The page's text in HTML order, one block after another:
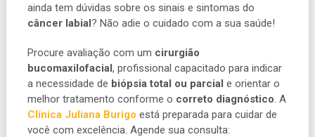
ainda tem dúvidas sobre os sinais e sintomas do
câncer labial? Não adie o cuidado com a sua saúde!
Procure avaliação com um cirurgião
bucomaxilofacial, profissional capacitado para indicar
a necessidade de biópsia total ou parcial e orientar o
melhor tratamento conforme o correto diagnóstico. A
Clínica Juliana Burigo está preparada para cuidar de
você com excelência. Agende sua consulta: